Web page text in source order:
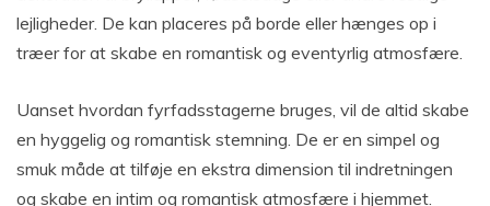
lejligheder. De kan placeres på borde eller hænges op i
træer for at skabe en romantisk og eventyrlig atmosfære.
Uanset hvordan fyrfadsstagerne bruges, vil de altid skabe
en hyggelig og romantisk stemning. De er en simpel og
smuk måde at tilføje en ekstra dimension til indretningen
og skabe en intim og romantisk atmosfære i hjemmet.